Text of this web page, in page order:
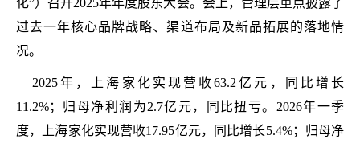
化”）召开2025年年度股东大会。会上，管理层重点披露了
过去一年核心品牌战略、渠道布局及新品拓展的落地情
况。
2025年，上海家化实现营收63.2亿元，同比增长
11.2%；归母净利润为2.7亿元，同比扭亏。2026年一季
度，上海家化实现营收17.95亿元，同比增长5.4%；归母净